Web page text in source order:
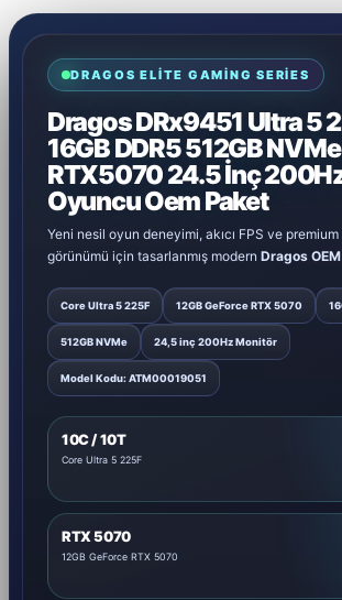
DRAGOS ELITE GAMING SERIES
Dragos DRx9451 Ultra 5
16GB DDR5 512GB
RTX5070 24.5 İnç
Oyuncu Oem Paket
Yeni nesil oyun deneyimi, akıcı FPS ve
görünümü için tasarlanmış modern Dragos
Core Ultra 5 225F 12GB GeForce RTX 5070
512GB NVMe 24,5 inç 200Hz Monitör
Model Kodu: ATM00019051
10C / 10T
Core Ultra 5 225F
RTX 5070
12GB GeForce RTX 5070